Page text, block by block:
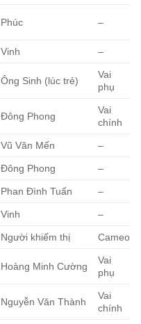
Phúc –
Vinh –
Ông Sinh (lúc trẻ)
Vai
phụ
Đông Phong
Vai
chính
Vũ Văn Mến –
Đông Phong –
Phan Đình Tuấn –
Vinh –
Người khiếm thị Cameo
Hoàng Minh Cường
Vai
phụ
Nguyễn Văn Thành
Vai
chính